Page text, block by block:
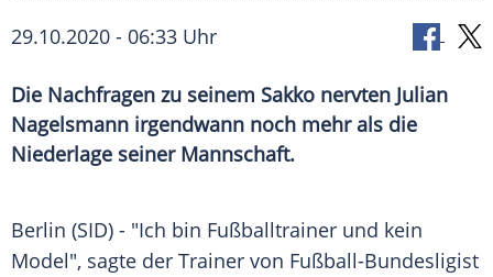
29.10.2020 - 06:33 Uhr
Die Nachfragen zu seinem Sakko nervten Julian
Nagelsmann irgendwann noch mehr als die
Niederlage seiner Mannschaft.
Berlin (SID) - "Ich bin Fußballtrainer und kein
Model", sagte der Trainer von Fußball-Bundesligist